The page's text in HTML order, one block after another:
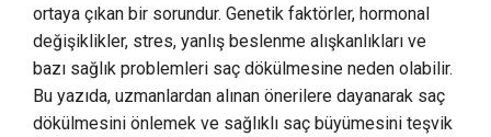
ortaya çıkan bir sorundur. Genetik faktörler, hormonal
değişiklikler, stres, yanlış beslenme alışkanlıkları ve
bazı sağlık problemleri saç dökülmesine neden olabilir.
Bu yazıda, uzmanlardan alınan önerilere dayanarak saç
dökülmesini önlemek ve sağlıklı saç büyümesini teşvik